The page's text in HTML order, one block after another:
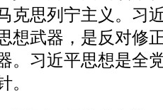
克思列宁主义。习
想武器，是反对修
。习近平思想是全
。